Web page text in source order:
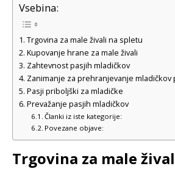
Vsebina:
Trgovina za male živali na spletu
Kupovanje hrane za male živali
Zahtevnost pasjih mladičkov
Zanimanje za prehranjevanje mladičkov
Pasji priboljški za mladičke
Prevažanje pasjih mladičkov
Članki iz iste kategorije:
Povezane objave:
Trgovina za male